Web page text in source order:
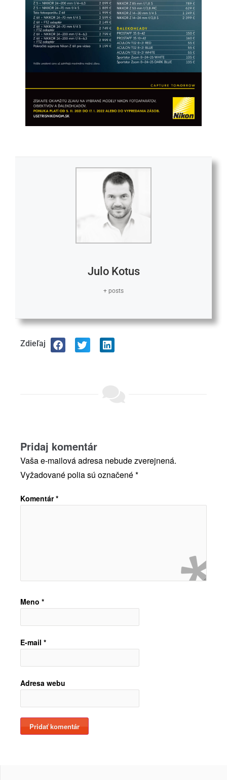
Julo Kotus
+ posts
Zdieľaj
Pridaj komentár
Vaša e-mailová adresa nebude zverejnená.
Vyžadované polia sú označené*
Komentár*
Meno *
E-mail *
Adresa webu